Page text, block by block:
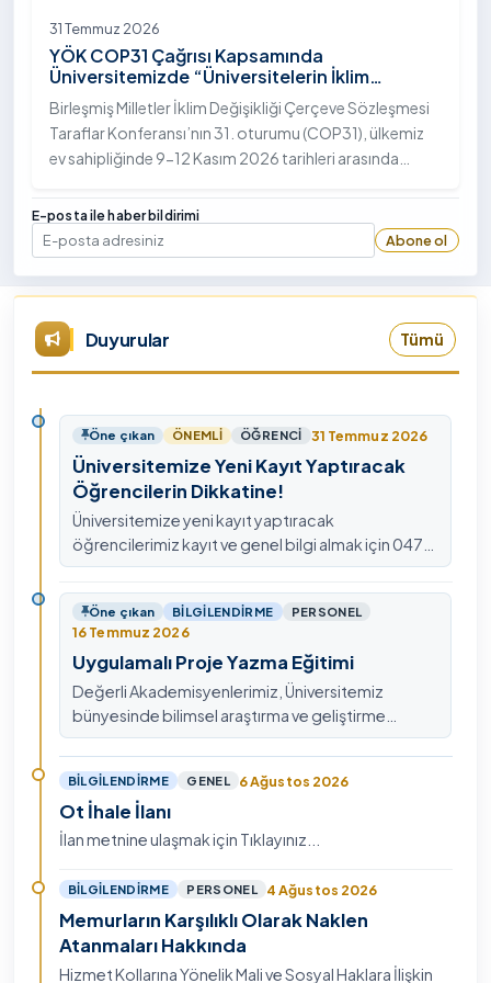
31 Temmuz 2026
YÖK COP31 Çağrısı Kapsamında
Üniversitemizde “Üniversitelerin İklim
Diplomasisindeki Rolü” Konulu Bilgilendirme
Toplantısı Yapıldı
Birleşmiş Milletler İklim Değişikliği Çerçeve Sözleşmesi
Taraflar Konferansı’nın 31. oturumu (COP31), ülkemiz
ev sahipliğinde 9-12 Kasım 2026 tarihleri arasında
Yükseköğretim Kurulu (YÖK), üniversitelerin akademik
katkı ve proje bildirimlerini koordine etme çağrısında
bulundu. Ardahan Üniversitesinde 31 Temmuz 2026
E-posta ile haber bildirimi
E-posta
Abone ol
Duyurular Tümü
Öne çıkan ÖNEMLI ÖĞRENCI 31 Temmuz 2026
Üniversitemize Yeni Kayıt Yaptıracak
Öğrencilerin Dikkatine!
Üniversitemize yeni kayıt yaptıracak
öğrencilerimiz kayıt ve genel bilgi almak için 0478
211 75 75 Dahili: 1913 nolu telefondan
ulaşabilirsiniz.
Öne çıkan BILGILENDIRME PERSONEL
16 Temmuz 2026
Uygulamalı Proje Yazma Eğitimi
Değerli Akademisyenlerimiz, Üniversitemiz
bünyesinde bilimsel araştırma ve geliştirme
kültürünü güçlendirmek, ulusal ve uluslararası fon
mekanizmala…
BILGILENDIRME GENEL 6 Ağustos 2026
Ot İhale İlanı
İlan metnine ulaşmak için Tıklayınız...
BILGILENDIRME PERSONEL 4 Ağustos 2026
Memurların Karşılıklı Olarak Naklen
Atanmaları Hakkında
Hizmet Kollarına Yönelik Mali ve Sosyal Haklara İlişkin